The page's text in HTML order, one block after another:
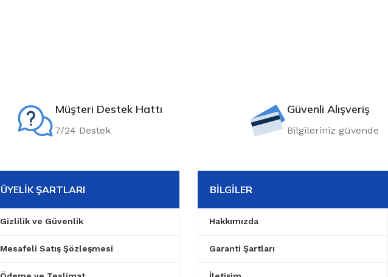
Müşteri Destek Hattı
7/24 Destek
Güvenli Alışveriş
Bilgileriniz güvende
ÜYELIK ŞARTLARI
Gizlilik ve Güvenlik
Mesafeli Satış Şözleşmesi
BILGILER
Hakkımızda
Garanti Şartları